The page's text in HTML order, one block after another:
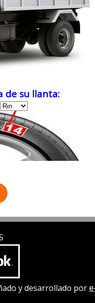
de su llanta:
y desarrollado por